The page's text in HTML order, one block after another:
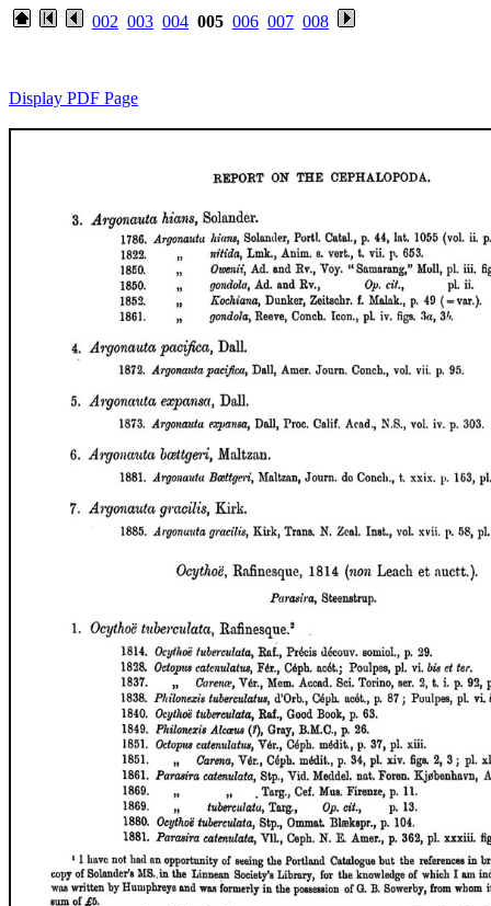
002 003 004 005 006 007 008
Display PDF Page